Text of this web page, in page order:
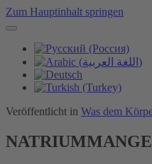
Zum Hauptinhalt springen
Veröffentlicht in Was dem